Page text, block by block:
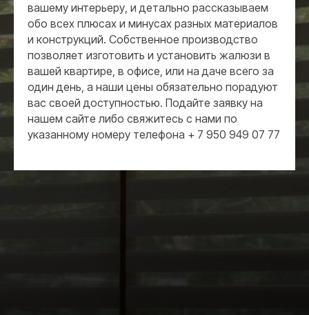
вашему интерьеру, и детально рассказываем
обо всех плюсах и минусах разных материалов
и конструкций. Собственное производство
позволяет изготовить и установить жалюзи в
вашей квартире, в офисе, или на даче всего за
один день, а наши цены обязательно порадуют
вас своей доступностью. Подайте заявку на
нашем сайте либо свяжитесь с нами по
указанному номеру телефона + 7 950 949 07 77